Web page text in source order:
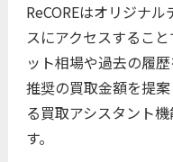
ReCOREはオリジナル
スにアクセスするこ
ット相場や過去の履
推奨の買取金額を提
る買取アシスタント
す。